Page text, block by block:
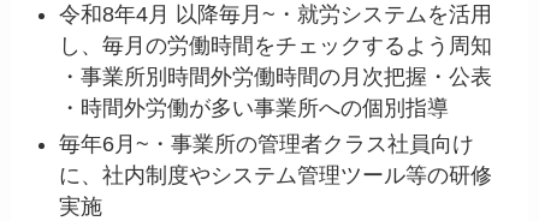
令和8年4月 以降毎月~・就労システムを活用
し、毎月の労働時間をチェックするよう周知
・事業所別時間外労働時間の月次把握・公表
・時間外労働が多い事業所への個別指導
毎年6月~・事業所の管理者クラス社員向け
に、社内制度やシステム管理ツール等の研修
実施